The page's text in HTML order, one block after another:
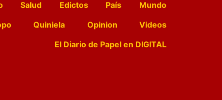
Salud Edictos País
Mundo
Quiniela Opinion
Videos
El Diario de Papel en DIGITAL